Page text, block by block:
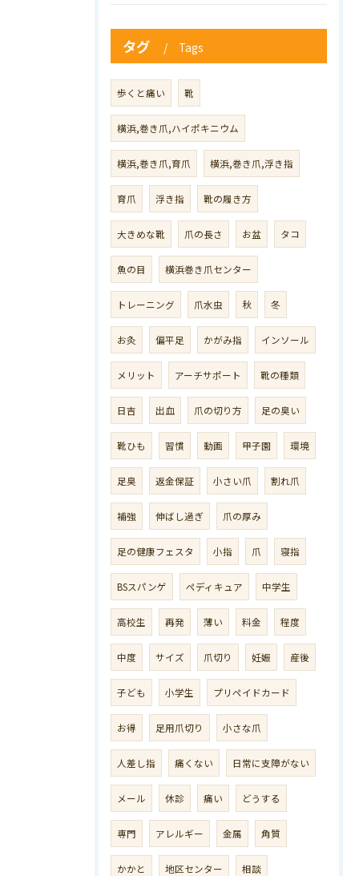
タグ Tags
歩くと痛い 靴
横浜,巻き爪,ハイポキニウム
横浜,巻き爪,育爪 横浜,巻き爪,浮き指
育爪 浮き指 靴の履き方
大きめな靴 爪の長さ お盆 タコ
魚の目 横浜巻き爪センター
トレーニング 爪水虫 秋 冬
お灸 偏平足 かがみ指 インソール
メリット アーチサポート 靴の種類
日吉 出血 爪の切り方 足の臭い
靴ひも 習慣 動画 甲子園 環境
足臭 返金保証 小さい爪 割れ爪
補強 伸ばし過ぎ 爪の厚み
足の健康フェスタ 小指 爪 寝指
BSスパンゲ ペディキュア 中学生
高校生 再発 薄い 料金 程度
中度 サイズ 爪切り 妊娠 産後
子ども 小学生 プリペイドカード
お得 足用爪切り 小さな爪
人差し指 痛くない 日常に支障がない
メール 休診 痛い どうする
専門 アレルギー 金属 角質
かかと 地区センター 相談